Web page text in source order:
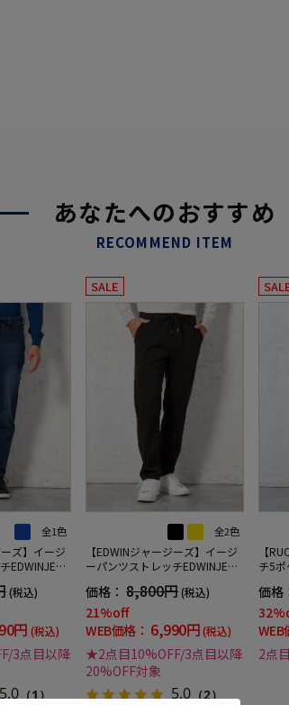
あなたへのおすすめ
RECOMMEND ITEM
全1色
ーズ】イージ
EDWINJERS
(税込)
円 (税込)
3点目以降
5.0（1）
SALE
全2色
【EDWINジャージーズ】イージ
ーパンツストレッチEDWINJERS
価格： 8,800円(税込)
21%off
WEB価格： 6,990円(税込)
★2点目10%OFF/3点目以降
20%OFF対象
5.0（2）
【
チ5
価格
WEB
2点